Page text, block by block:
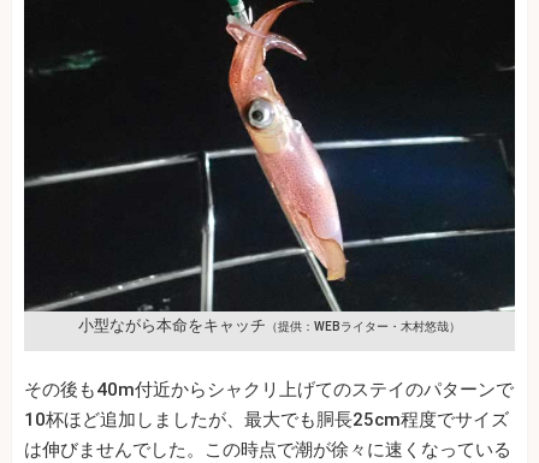
小型ながら本命をキャッチ （提供：WEBライター・木村悠哉）
その後も40m付近からシャクリ上げてのステイのパターンで
10杯ほど追加しましたが、最大でも胴長25cm程度でサイズ
は伸びませんでした。この時点で潮が徐々に速くなっている